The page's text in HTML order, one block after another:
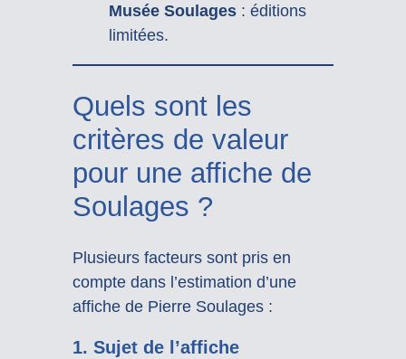
Musée Soulages: éditions
limitées.
Quels sont les
critères de valeur
pour une affiche de
Soulages ?
Plusieurs facteurs sont pris en
compte dans l’estimation d’une
affiche de Pierre Soulages :
1. Sujet de l’affiche